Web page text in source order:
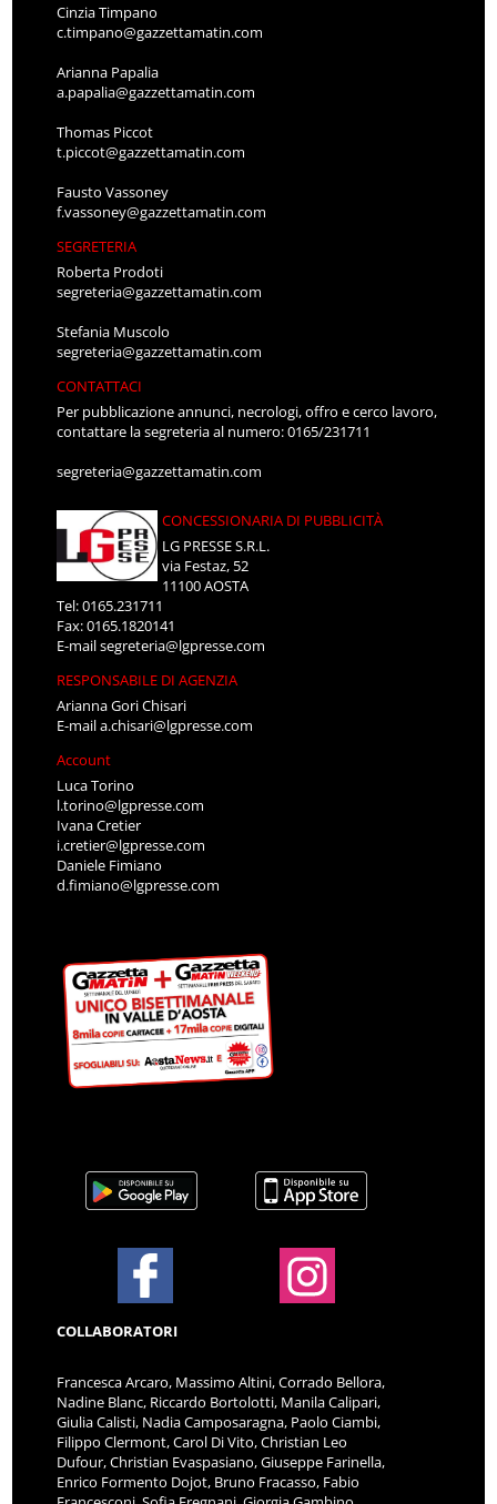
Cinzia Timpano
c.timpano@gazzettamatin.com
Arianna Papalia
a.papalia@gazzettamatin.com
Thomas Piccot
t.piccot@gazzettamatin.com
Fausto Vassoney
f.vassoney@gazzettamatin.com
SEGRETERIA
Roberta Prodoti
segreteria@gazzettamatin.com
Stefania Muscolo
segreteria@gazzettamatin.com
CONTATTACI
Per pubblicazione annunci, necrologi, offro e cerco lavoro,
contattare la segreteria al numero: 0165/231711
segreteria@gazzettamatin.com
CONCESSIONARIA DI PUBBLICITÀ
LG PRESSE S.R.L.
via Festaz, 52
11100 AOSTA
Tel: 0165.231711
Fax: 0165.1820141
E-mailsegreteria@lgpresse.com
RESPONSABILE DI AGENZIA
Arianna Gori Chisari
E-maila.chisari@lgpresse.com
Account
Luca Torino
l.torino@lgpresse.com
Ivana Cretier
i.cretier@lgpresse.com
Daniele Fimiano
d.fimiano@lgpresse.com
COLLABORATORI
Francesca Arcaro, Massimo Altini, Corrado Bellora,
Nadine Blanc, Riccardo Bortolotti, Manila Calipari,
Giulia Calisti, Nadia Camposaragna, Paolo Ciambi,
Filippo Clermont, Carol Di Vito, Christian Leo
Dufour, Christian Evaspasiano, Giuseppe Farinella,
Enrico Formento Dojot, Bruno Fracasso, Fabio